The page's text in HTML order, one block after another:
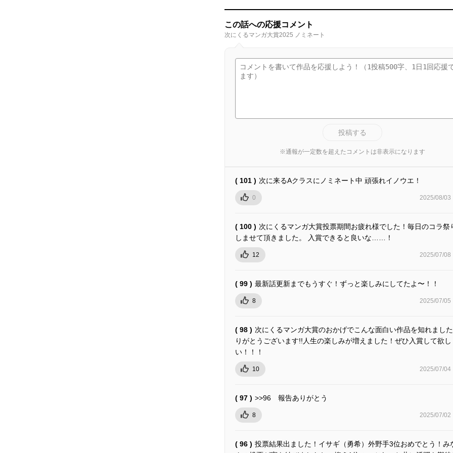
この話への応援コメント
次にくるマンガ大賞2025 ノミネート
投稿する
※通報が一定数を超えたコメントは非表示になります
( 101 ) 次に来るAクラスにノミネート中 頑張れイノウエ！
0 2025/08/03
( 100 ) 次にくるマンガ大賞投票期間お疲れ様でした！毎日のコラ祭
しませて頂きました。 入賞できると良いな……！
12 2025/07/08
( 99 ) 最新話更新までもうすぐ！ずっと楽しみにしてたよ〜！！
8 2025/07/05
( 98 ) 次にくるマンガ大賞のおかげでこんな面白い作品を知れまし
りがとうございます!!人生の楽しみが増えました！ぜひ入賞して欲し
い！！！
10 2025/07/04
( 97 ) >>96 報告ありがとう
8 2025/07/02
( 96 ) 投票結果出ました！イサギ（勇希）外野手3位おめでとう！み